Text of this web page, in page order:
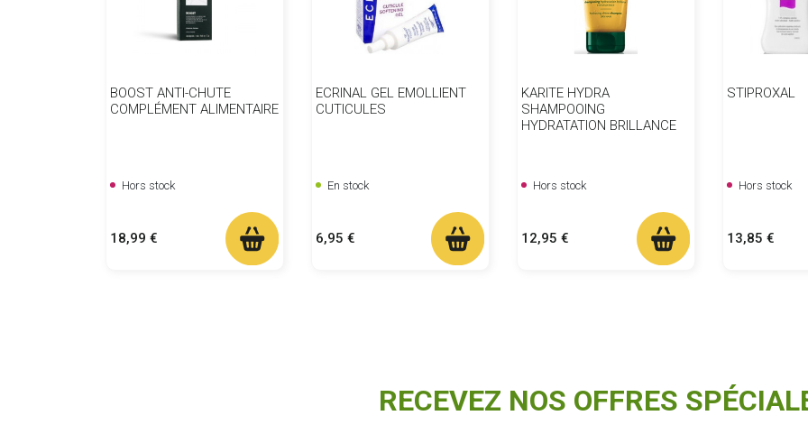
BOOST ANTI-CHUTE
COMPLÉMENT ALIMENTAIRE
Hors stock
Prix
18,99 €
ECRINAL GEL EMOLLIENT
CUTICULES
En stock
Prix
6,95 €
KARITE HYDRA
SHAMPOOING
HYDRATATION BRILLANCE
Hors stock
Prix
12,95 €
STIPROXAL
Hors stock
Prix
13,85 €
RECEVEZ NOS OFFRES